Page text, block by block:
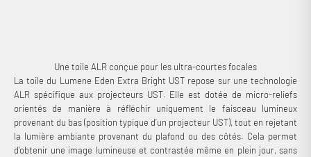
Une toile ALR conçue pour les ultra-courtes focales
La toile du Lumene Eden Extra Bright UST repose sur une technologie
ALR spécifique aux projecteurs UST. Elle est dotée de micro-reliefs
orientés de manière à réfléchir uniquement le faisceau lumineux
provenant du bas (position typique d’un projecteur UST), tout en rejetant
la lumière ambiante provenant du plafond ou des côtés. Cela permet
d’obtenir une image lumineuse et contrastée même en plein jour, sans